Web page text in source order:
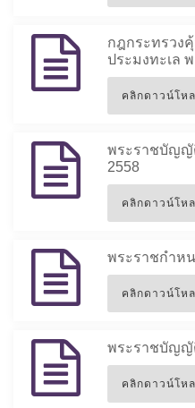
กฎกระทรวง
ประมงทะเล
คลิกดาวน์โห
พระราชบัญญั
2558
คลิกดาวน์โห
พระราชกำห
คลิกดาวน์โห
พระราชบัญญั
คลิกดาวน์โห